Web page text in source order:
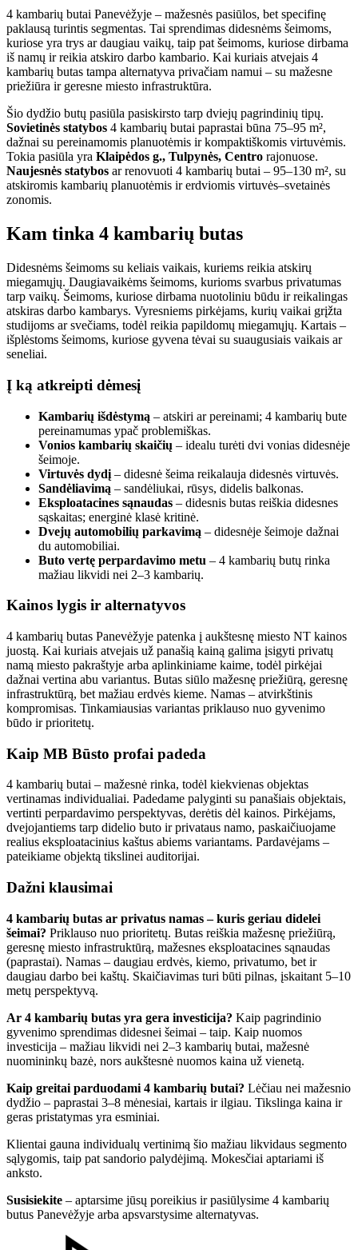
4 kambarių butai Panevėžyje – mažesnės pasiūlos, bet specifinę
paklausą turintis segmentas. Tai sprendimas didesnėms šeimoms,
kuriose yra trys ar daugiau vaikų, taip pat šeimoms, kuriose dirbama
iš namų ir reikia atskiro darbo kambario. Kai kuriais atvejais 4
kambarių butas tampa alternatyva privačiam namui – su mažesne
priežiūra ir geresne miesto infrastruktūra.
Šio dydžio butų pasiūla pasiskirsto tarp dviejų pagrindinių tipų.
Sovietinės statybos 4 kambarių butai paprastai būna 75–95 m²,
dažnai su pereinamomis planuotėmis ir kompaktiškomis virtuvėmis.
Tokia pasiūla yra Klaipėdos g., Tulpynės, Centro rajonuose.
Naujesnės statybos ar renovuoti 4 kambarių butai – 95–130 m², su
atskiromis kambarių planuotėmis ir erdviomis virtuvės–svetainės
zonomis.
Kam tinka 4 kambarių butas
Didesnėms šeimoms su keliais vaikais, kuriems reikia atskirų
miegamųjų. Daugiavaikėms šeimoms, kurioms svarbus privatumas
tarp vaikų. Šeimoms, kuriose dirbama nuotoliniu būdu ir reikalingas
atskiras darbo kambarys. Vyresniems pirkėjams, kurių vaikai grįžta
studijoms ar svečiams, todėl reikia papildomų miegamųjų. Kartais –
išplėstoms šeimoms, kuriose gyvena tėvai su suaugusiais vaikais ar
seneliai.
Į ką atkreipti dėmesį
Kambarių išdėstymą – atskiri ar pereinami; 4 kambarių bute
pereinamumas ypač problemiškas.
Vonios kambarių skaičių – idealu turėti dvi vonias didesnėje
šeimoje.
Virtuvės dydį – didesnė šeima reikalauja didesnės virtuvės.
Sandėliavimą – sandėliukai, rūsys, didelis balkonas.
Eksploatacines sąnaudas – didesnis butas reiškia didesnes
sąskaitas; energinė klasė kritinė.
Dvejų automobilių parkavimą – didesnėje šeimoje dažnai
du automobiliai.
Buto vertę perpardavimo metu – 4 kambarių butų rinka
mažiau likvidi nei 2–3 kambarių.
Kainos lygis ir alternatyvos
4 kambarių butas Panevėžyje patenka į aukštesnę miesto NT kainos
juostą. Kai kuriais atvejais už panašią kainą galima įsigyti privatų
namą miesto pakraštyje arba aplinkiniame kaime, todėl pirkėjai
dažnai vertina abu variantus. Butas siūlo mažesnę priežiūrą, geresnę
infrastruktūrą, bet mažiau erdvės kieme. Namas – atvirkštinis
kompromisas. Tinkamiausias variantas priklauso nuo gyvenimo
būdo ir prioritetų.
Kaip MB Būsto profai padeda
4 kambarių butai – mažesnė rinka, todėl kiekvienas objektas
vertinamas individualiai. Padedame palyginti su panašiais objektais,
vertinti perpardavimo perspektyvas, derėtis dėl kainos. Pirkėjams,
dvejojantiems tarp didelio buto ir privataus namo, paskaičiuojame
realius eksploatacinius kaštus abiems variantams. Pardavėjams –
pateikiame objektą tikslinei auditorijai.
Dažni klausimai
4 kambarių butas ar privatus namas – kuris geriau didelei
šeimai? Priklauso nuo prioritetų. Butas reiškia mažesnę priežiūrą,
geresnę miesto infrastruktūrą, mažesnes eksploatacines sąnaudas
(paprastai). Namas – daugiau erdvės, kiemo, privatumo, bet ir
daugiau darbo bei kaštų. Skaičiavimas turi būti pilnas, įskaitant 5–10
metų perspektyvą.
Ar 4 kambarių butas yra gera investicija? Kaip pagrindinio
gyvenimo sprendimas didesnei šeimai – taip. Kaip nuomos
investicija – mažiau likvidi nei 2–3 kambarių butai, mažesnė
nuomininkų bazė, nors aukštesnė nuomos kaina už vienetą.
Kaip greitai parduodami 4 kambarių butai? Lėčiau nei mažesnio
dydžio – paprastai 3–8 mėnesiai, kartais ir ilgiau. Tikslinga kaina ir
geras pristatymas yra esminiai.
Klientai gauna individualų vertinimą šio mažiau likvidaus segmento
sąlygomis, taip pat sandorio palydėjimą. Mokesčiai aptariami iš
anksto.
Susisiekite – aptarsime jūsų poreikius ir pasiūlysime 4 kambarių
butus Panevėžyje arba apsvarstysime alternatyvas.